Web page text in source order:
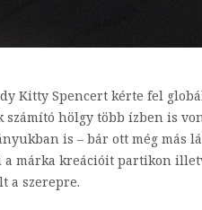
Kitty Spencert kérte fel
számító hölgy több ízben is
is – bár ott még más
márka kreációit partikon
a szerepre.